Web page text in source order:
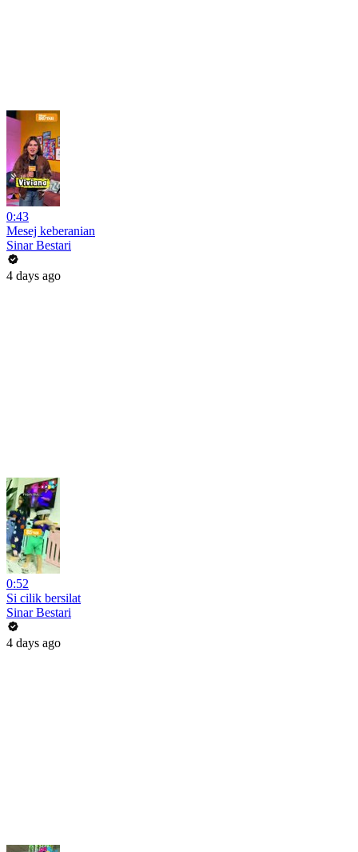
0:43
Mesej keberanian
Sinar Bestari
4 days ago
0:52
Si cilik bersilat
Sinar Bestari
4 days ago